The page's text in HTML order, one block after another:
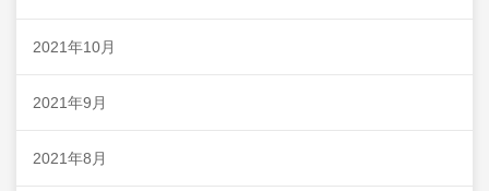
2021年10月
2021年9月
2021年8月